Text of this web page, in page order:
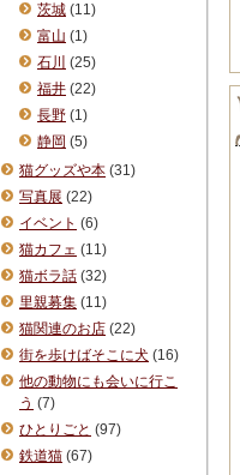
茨城 (11)
富山 (1)
石川 (25)
福井 (22)
長野 (1)
静岡 (5)
猫グッズや本 (31)
写真展 (22)
イベント (6)
猫カフェ (11)
猫ボラ話 (32)
里親募集 (11)
猫関連のお店 (22)
街を歩けばそこに犬 (16)
他の動物にも会いに行こ
う (7)
ひとりごと (97)
鉄道猫 (67)